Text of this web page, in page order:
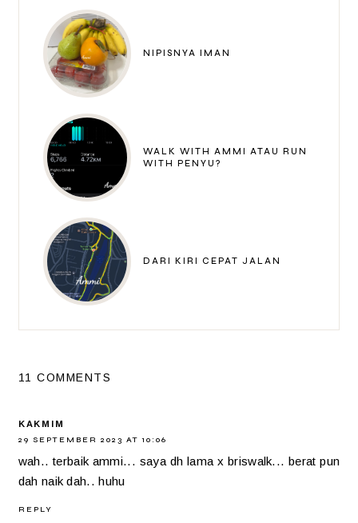
NIPISNYA IMAN
WALK WITH AMMI ATAU RUN
WITH PENYU?
DARI KIRI CEPAT JALAN
11 COMMENTS
KAKMIM
29 SEPTEMBER 2023 AT 10:06
wah.. terbaik ammi... saya dh lama x briswalk... berat pun
dah naik dah.. huhu
REPLY